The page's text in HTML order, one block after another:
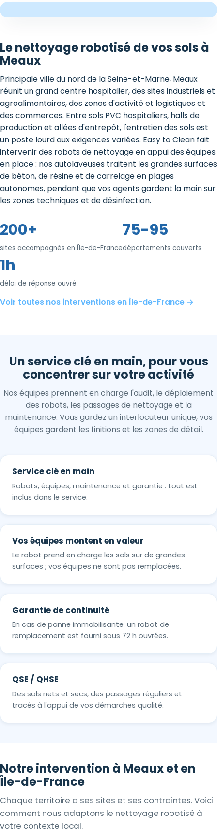
Le nettoyage robotisé de vos sols à
Meaux
Principale ville du nord de la Seine-et-Marne, Meaux
réunit un grand centre hospitalier, des sites industriels et
agroalimentaires, des zones d'activité et logistiques et
des commerces. Entre sols PVC hospitaliers, halls de
production et allées d'entrepôt, l'entretien des sols est
un poste lourd aux exigences variées. Easy to Clean fait
intervenir des robots de nettoyage en appui des équipes
en place : nos autolaveuses traitent les grandes surfaces
de béton, de résine et de carrelage en plages
autonomes, pendant que vos agents gardent la main sur
les zones techniques et de désinfection.
200+
sites accompagnés en Île-de-France
75-95
départements couverts
1h
délai de réponse ouvré
Voir toutes nos interventions en Île-de-France →
Un service clé en main, pour vous
concentrer sur votre activité
Nos équipes prennent en charge l'audit, le déploiement
des robots, les passages de nettoyage et la
maintenance. Vous gardez un interlocuteur unique, vos
équipes gardent les finitions et les zones de détail.
Service clé en main
Robots, équipes, maintenance et garantie : tout est
inclus dans le service.
Vos équipes montent en valeur
Le robot prend en charge les sols sur de grandes
surfaces ; vos équipes ne sont pas remplacées.
Garantie de continuité
En cas de panne immobilisante, un robot de
remplacement est fourni sous 72 h ouvrées.
QSE / QHSE
Des sols nets et secs, des passages réguliers et
tracés à l'appui de vos démarches qualité.
Notre intervention à Meaux et en
Île-de-France
Chaque territoire a ses sites et ses contraintes. Voici
comment nous adaptons le nettoyage robotisé à
votre contexte local.